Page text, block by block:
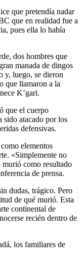
que pretendía nadar
que en realidad fue a
pues ella lo había
dos hombres que
manada de dingos
y, luego, se dieron
que llamaron a la
K’gari.
que el cuerpo
sido atacado por los
defensivas.
elementos
«Simplemente no
murió como resultado
de prensa.
dudas, trágico. Pero
de qué murió. Esta
continental de
recién dentro de
los familiares de